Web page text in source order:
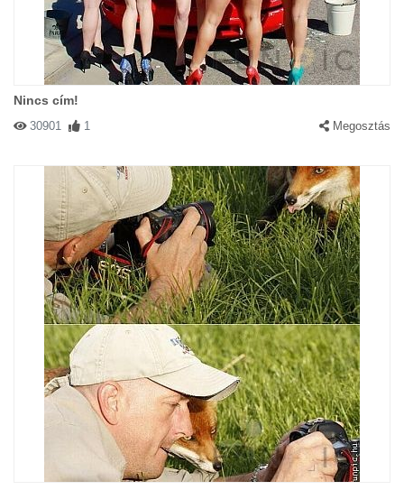
Nincs cím!
30901 1 Megosztás